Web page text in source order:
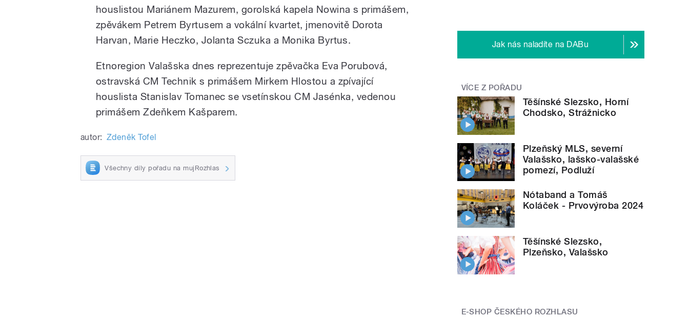
houslistou Mariánem Mazurem, gorolská kapela Nowina s primášem,
zpěvákem Petrem Byrtusem a vokální kvartet, jmenovitě Dorota
Harvan, Marie Heczko, Jolanta Sczuka a Monika Byrtus.
Etnoregion Valašska dnes reprezentuje zpěvačka Eva Porubová,
ostravská CM Technik s primášem Mirkem Hlostou a zpívající
houslista Stanislav Tomanec se vsetínskou CM Jasénka, vedenou
primášem Zdeňkem Kašparem.
autor: Zdeněk Tofel
Všechny díly pořadu na mujRozhlas
Jak nás naladíte na DABu
VÍCE Z POŘADU
Těšínské Slezsko, Horní
Chodsko, Strážnicko
Plzeňský MLS, severní
Valašsko, lašsko-valašské
pomezí, Podluží
Nótaband a Tomáš
Koláček - Prvovýroba 2024
Těšínské Slezsko,
Plzeňsko, Valašsko
E-SHOP ČESKÉHO ROZHLASU